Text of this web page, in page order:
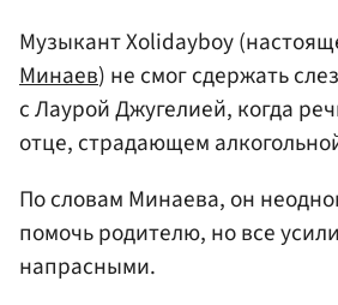
Музыкант Xolidayboy
Минаев) не смог сдержать
с Лаурой Джугелией, когда
отце, страдающем
По словам Минаева, он
помочь родителю, но все
напрасными.